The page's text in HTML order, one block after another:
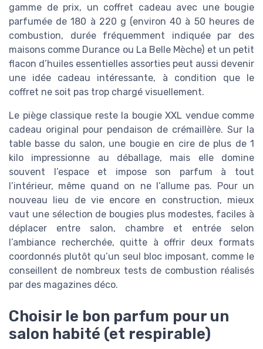
gamme de prix, un coffret cadeau avec une bougie
parfumée de 180 à 220 g (environ 40 à 50 heures de
combustion, durée fréquemment indiquée par des
maisons comme Durance ou La Belle Mèche) et un petit
flacon d’huiles essentielles assorties peut aussi devenir
une idée cadeau intéressante, à condition que le
coffret ne soit pas trop chargé visuellement.
Le piège classique reste la bougie XXL vendue comme
cadeau original pour pendaison de crémaillère. Sur la
table basse du salon, une bougie en cire de plus de 1
kilo impressionne au déballage, mais elle domine
souvent l’espace et impose son parfum à tout
l’intérieur, même quand on ne l’allume pas. Pour un
nouveau lieu de vie encore en construction, mieux
vaut une sélection de bougies plus modestes, faciles à
déplacer entre salon, chambre et entrée selon
l’ambiance recherchée, quitte à offrir deux formats
coordonnés plutôt qu’un seul bloc imposant, comme le
conseillent de nombreux tests de combustion réalisés
par des magazines déco.
Choisir le bon parfum pour un
salon habité (et respirable)